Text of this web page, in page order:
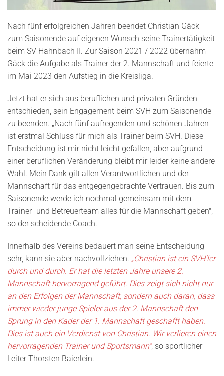
Nach fünf erfolgreichen Jahren beendet Christian Gäck
zum Saisonende auf eigenen Wunsch seine Trainertätigkeit
beim SV Hahnbach II. Zur Saison 2021 / 2022 übernahm
Gäck die Aufgabe als Trainer der 2. Mannschaft und feierte
im Mai 2023 den Aufstieg in die Kreisliga.
Jetzt hat er sich aus beruflichen und privaten Gründen
entschieden, sein Engagement beim SVH zum Saisonende
zu beenden. „Nach fünf aufregenden und schönen Jahren
ist erstmal Schluss für mich als Trainer beim SVH. Diese
Entscheidung ist mir nicht leicht gefallen, aber aufgrund
einer beruflichen Veränderung bleibt mir leider keine andere
Wahl. Mein Dank gilt allen Verantwortlichen und der
Mannschaft für das entgegengebrachte Vertrauen. Bis zum
Saisonende werde ich nochmal gemeinsam mit dem
Trainer- und Betreuerteam alles für die Mannschaft geben",
so der scheidende Coach.
Innerhalb des Vereins bedauert man seine Entscheidung
sehr, kann sie aber nachvollziehen. „Christian ist ein SVH'ler
durch und durch. Er hat die letzten Jahre unsere 2.
Mannschaft hervorragend geführt. Dies zeigt sich nicht nur
an den Erfolgen der Mannschaft, sondern auch daran, dass
immer wieder junge Spieler aus der 2. Mannschaft den
Sprung in den Kader der 1. Mannschaft geschafft haben.
Dies ist auch ein Verdienst von Christian. Wir verlieren einen
hervorragenden Trainer und Sportsmann", so sportlicher
Leiter Thorsten Baierlein.